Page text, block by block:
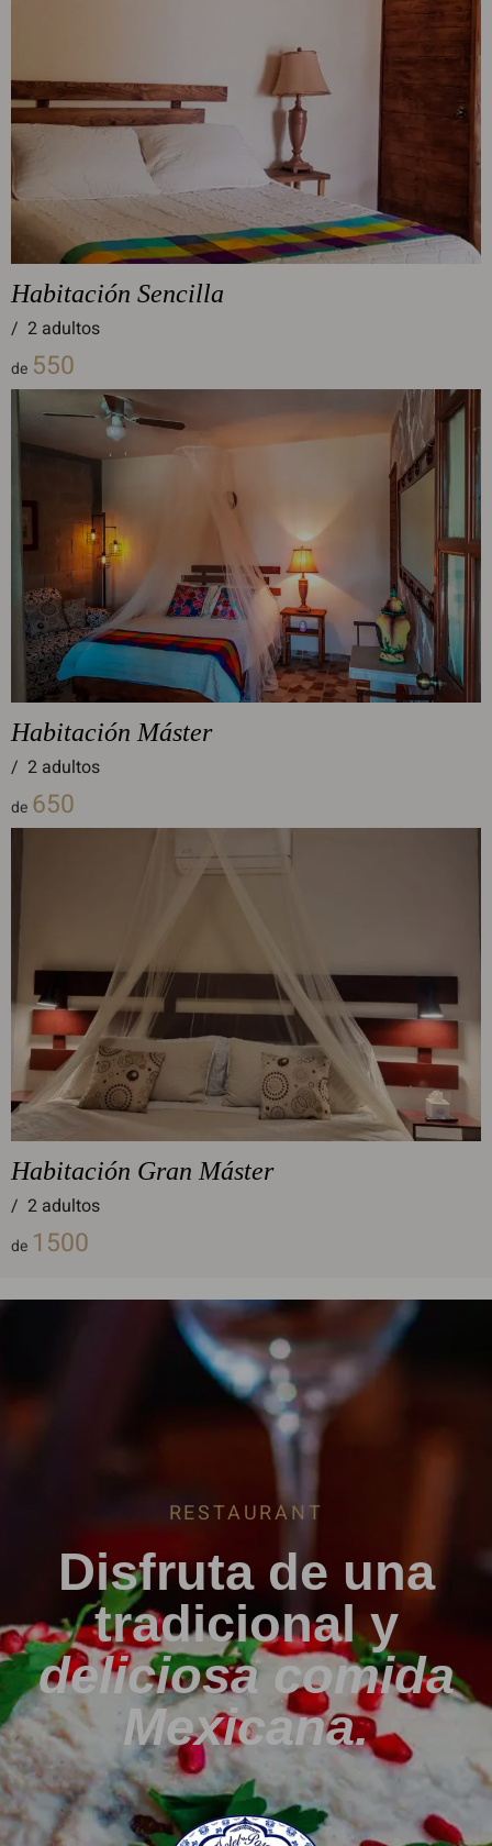
Habitación Sencilla
/ 2 adultos
de 550
Habitación Máster
/ 2 adultos
de 650
Habitación Gran Máster
/ 2 adultos
de 1500
RESTAURANT
Disfruta de una
tradicional y
deliciosa comida
Mexicana.